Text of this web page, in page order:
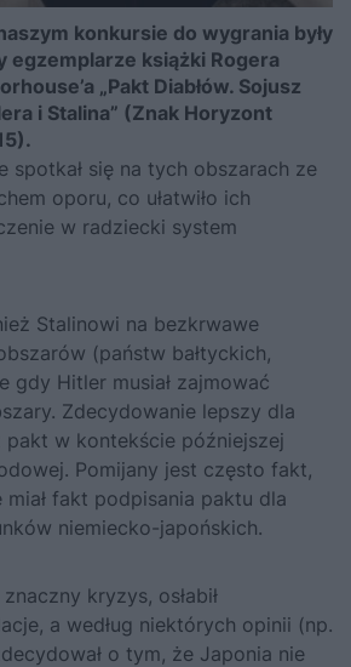
konkursie do wygrania były
egzemplarze książki Rogera
„Pakt Diabłów. Sojusz
i Stalina” (Znak Horyzont
spotkał się na tych obszarach ze
oporu, co ułatwiło ich
w radziecki system
Stalinowi na bezkrwawe
(państw bałtyckich,
gdy Hitler musiał zajmować
Zdecydowanie lepszy dla
pakt w kontekście późniejszej
Pomijany jest często fakt,
miał fakt podpisania paktu dla
niemiecko-japońskich.
kryzys, osłabił
a według niektórych opinii (np.
o tym, że Japonia nie